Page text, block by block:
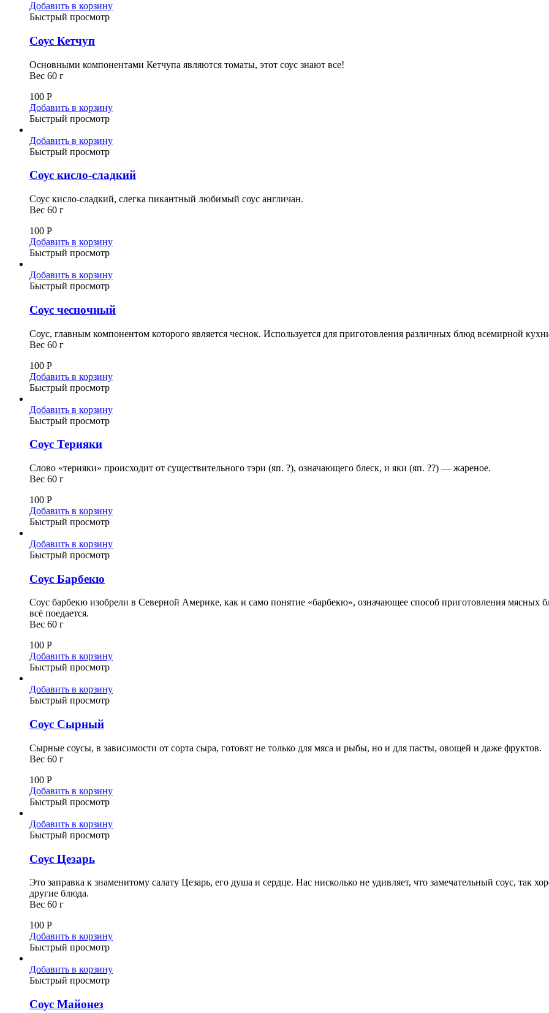
Добавить в корзину
Быстрый просмотр
Соус Кетчуп
Основными компонентами Кетчупа являются томаты, этот соус знают все!
Вес 60 г
100 Р
Добавить в корзину
Быстрый просмотр
Добавить в корзину
Быстрый просмотр
Соус кисло-сладкий
Соус кисло-сладкий, слегка пикантный любимый соус англичан.
Вес 60 г
100 Р
Добавить в корзину
Быстрый просмотр
Добавить в корзину
Быстрый просмотр
Соус чесночный
Соус, главным компонентом которого является чеснок. Используется для приготовления различных блюд всемирной
Вес 60 г
100 Р
Добавить в корзину
Быстрый просмотр
Добавить в корзину
Быстрый просмотр
Соус Терияки
Слово «терияки» происходит от существительного тэри (яп. ?), означающего блеск, и яки (яп. ??) — жареное.
Вес 60 г
100 Р
Добавить в корзину
Быстрый просмотр
Добавить в корзину
Быстрый просмотр
Соус Барбекю
Соус барбекю изобрели в Северной Америке, как и само понятие «барбекю», означающее способ приготовления мясных
всё поедается.
Вес 60 г
100 Р
Добавить в корзину
Быстрый просмотр
Добавить в корзину
Быстрый просмотр
Соус Сырный
Сырные соусы, в зависимости от сорта сыра, готовят не только для мяса и рыбы, но и для пасты, овощей и даже фруктов.
Вес 60 г
100 Р
Добавить в корзину
Быстрый просмотр
Добавить в корзину
Быстрый просмотр
Соус Цезарь
Это заправка к знаменитому салату Цезарь, его душа и сердце. Нас нисколько не удивляет, что замечательный соус,
другие блюда.
Вес 60 г
100 Р
Добавить в корзину
Быстрый просмотр
Добавить в корзину
Быстрый просмотр
Соус Майонез